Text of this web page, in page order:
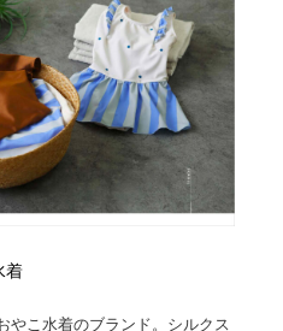
着
やこ水着のブランド。シルクス